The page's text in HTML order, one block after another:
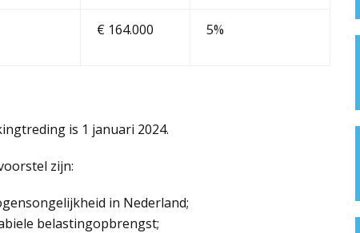
€ 164.000 5%
is 1 januari 2024.
zijn:
in Nederland;
belastingopbrengst;